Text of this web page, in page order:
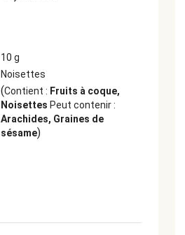
10 g
Noisettes
(Contient : Fruits à coque,
Noisettes Peut contenir :
Arachides, Graines de
sésame)